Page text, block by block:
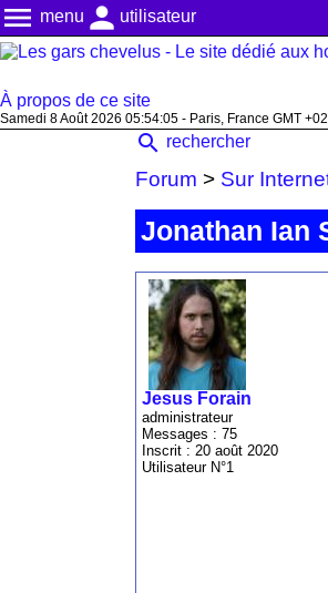
menu menu person utilisateur
À propos de ce site
Samedi 8 Août 2026 05:54:05 - Paris, France GMT
search rechercher
Forum > Sur
Jonathan Ian
Jesus Forain
administrateur
Messages : 75
Inscrit : 20 août 2020
Utilisateur N°1